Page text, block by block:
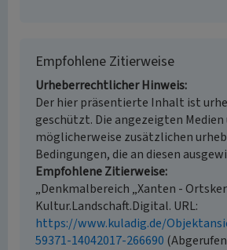
Empfohlene Zitierweise
Urheberrechtlicher Hinweis
Der hier präsentierte Inhalt ist
geschützt. Die angezeigten
möglicherweise zusätzlichen
Bedingungen, die an diesen
Empfohlene Zitierweise
„Denkmalbereich „Xanten -
Kultur.Landschaft.Digital. URL:
https://www.kuladig.de/
59371-14042017-266690